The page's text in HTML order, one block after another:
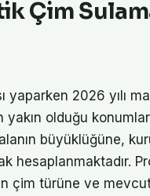
Çim
yaparken 2026 yılı
yakın olduğu
büyüklüğüne,
hesaplanmaktadır.
çim türüne ve